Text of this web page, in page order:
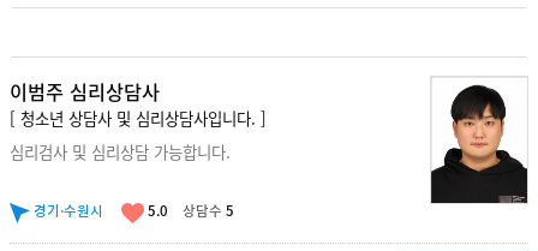
이범주 심리상담사
[ 청소년 상담사 및 심리상담사입니다. ]
심리검사 및 심리상담 가능합니다.
경기·수원시 5.0 상담수 5